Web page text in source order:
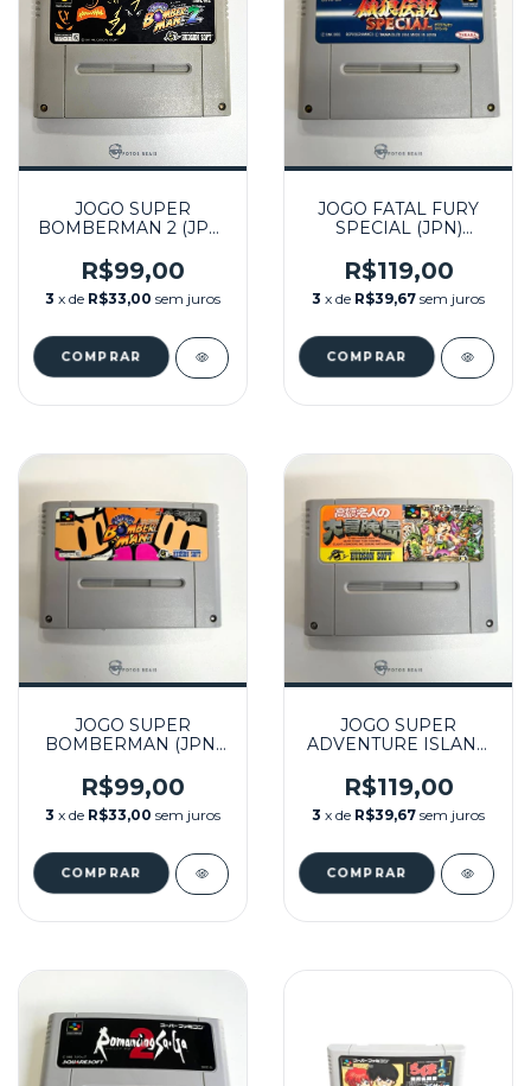
JOGO SUPER
BOMBERMAN 2 (JPN)
FAMICOM
R$99,00
3 x de R$33,00 sem juros
JOGO FATAL FURY
SPECIAL (JPN)
FAMICOM
R$119,00
3 x de R$39,67 sem juros
JOGO SUPER
BOMBERMAN (JPN)
FAMICOM
R$99,00
3 x de R$33,00 sem juros
JOGO SUPER
ADVENTURE ISLAND
SUPER FAMICOM
R$119,00
3 x de R$39,67 sem juros